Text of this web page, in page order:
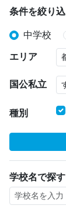
条件を絞り
中学校
エリア
国公私立
種別
学校名で探す